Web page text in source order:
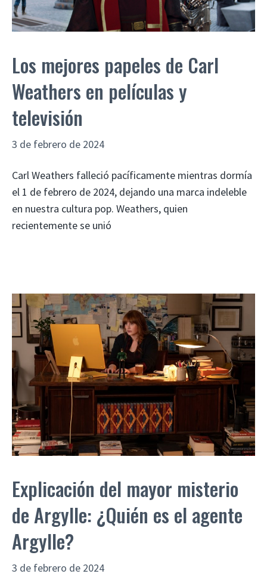
Los mejores papeles de Carl
Weathers en películas y
televisión
3 de febrero de 2024
Carl Weathers falleció pacíficamente mientras dormía
el 1 de febrero de 2024, dejando una marca indeleble
en nuestra cultura pop. Weathers, quien
recientemente se unió
Explicación del mayor misterio
de Argylle: ¿Quién es el agente
Argylle?
3 de febrero de 2024